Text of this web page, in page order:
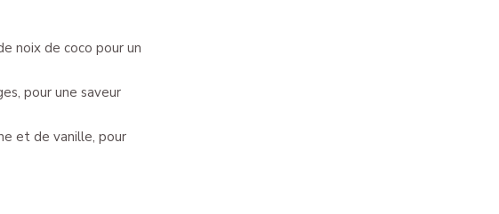
noix de coco pour un
pour une saveur
et de vanille, pour